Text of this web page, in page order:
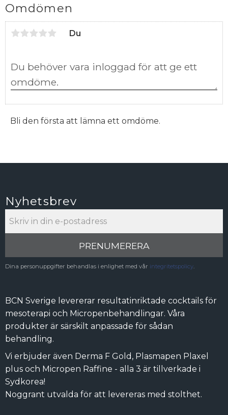
Omdömen
Du
Bli den första att lämna ett omdöme.
Nyhetsbrev
PRENUMERERA
Dina personuppgifter behandlas i enlighet med vår integritetspolicy.
BCN Sverige levererar resultatinriktade cocktails för
mesoterapi och Micropenbehandlingar. Våra
produkter är särskilt anpassade för sådan
behandling.
Vi erbjuder även Derma F Gold, Plasmapen Plaxel
plus och Micropen Raffine - alla 3 är tillverkade i
Sydkorea!
Noggrant utvalda för att levereras med stolthet.